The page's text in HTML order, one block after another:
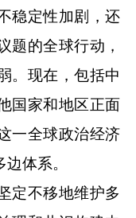
稳定性加剧，还
题的全球行动，
。现在，包括中
国家和地区正面
一全球政治经济
体系。
不移地维护多